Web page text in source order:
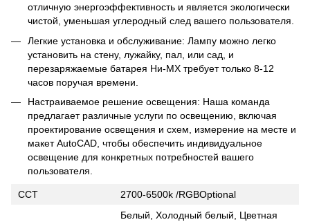
отличную энергоэффективность и является экологически
чистой, уменьшая углеродный след вашего пользователя.
Легкие установка и обслуживание: Лампу можно легко
установить на стену, лужайку, пал, или сад, и
перезаряжаемые батарея Ни-МХ требует только 8-12
часов поручая времени.
Настраиваемое решение освещения: Наша команда
предлагает различные услуги по освещению, включая
проектирование освещения и схем, измерение на месте и
макет AutoCAD, чтобы обеспечить индивидуальное
освещение для конкретных потребностей вашего
пользователя.
CCT 2700-6500k /RGBOptional
Белый, Холодный белый, Цветная